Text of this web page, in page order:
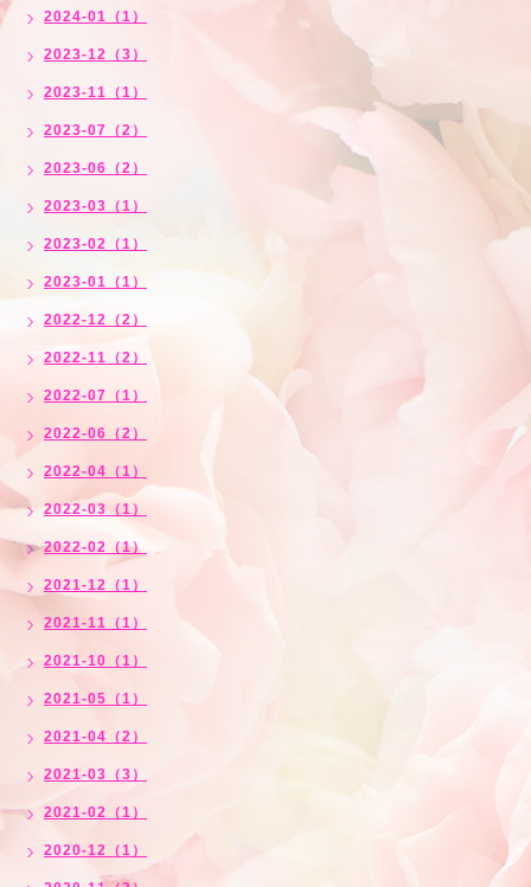
2024-01（1）
2023-12（3）
2023-11（1）
2023-07（2）
2023-06（2）
2023-03（1）
2023-02（1）
2023-01（1）
2022-12（2）
2022-11（2）
2022-07（1）
2022-06（2）
2022-04（1）
2022-03（1）
2022-02（1）
2021-12（1）
2021-11（1）
2021-10（1）
2021-05（1）
2021-04（2）
2021-03（3）
2021-02（1）
2020-12（1）